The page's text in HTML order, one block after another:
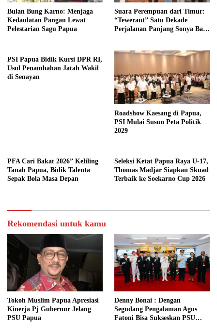
Bulan Bung Karno: Menjaga
Kedaulatan Pangan Lewat
Pelestarian Sagu Papua
Suara Perempuan dari Timur:
“Teweraut” Satu Dekade
Perjalanan Panjang Sonya Bara
PSI Papua Bidik Kursi DPR RI,
Usul Penambahan Jatah Wakil
di Senayan
Roadshow Kaesang di Papua,
PSI Mulai Susun Peta Politik
2029
PFA Cari Bakat 2026” Keliling
Tanah Papua, Bidik Talenta
Sepak Bola Masa Depan
Seleksi Ketat Papua Raya U-17,
Thomas Madjar Siapkan Skuad
Terbaik ke Soekarno Cup 2026
Rekomendasi untuk kamu
Tokoh Muslim Papua Apresiasi
Kinerja Pj Gubernur Jelang
PSU Papua
Denny Bonai : Dengan
Segudang Pengalaman Agus
Fatoni Bisa Sukseskan PSU